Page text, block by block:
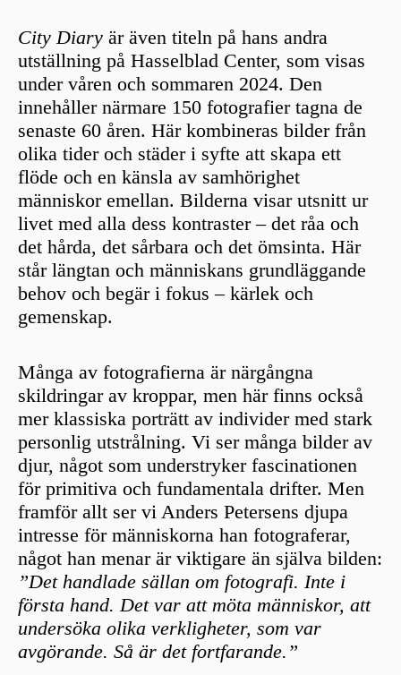
City Diary är även titeln på hans andra
utställning på Hasselblad Center, som visas
under våren och sommaren 2024. Den
innehåller närmare 150 fotografier tagna de
senaste 60 åren. Här kombineras bilder från
olika tider och städer i syfte att skapa ett
flöde och en känsla av samhörighet
människor emellan. Bilderna visar utsnitt ur
livet med alla dess kontraster – det råa och
det hårda, det sårbara och det ömsinta. Här
står längtan och människans grundläggande
behov och begär i fokus – kärlek och
gemenskap.
Många av fotografierna är närgångna
skildringar av kroppar, men här finns också
mer klassiska porträtt av individer med stark
personlig utstrålning. Vi ser många bilder av
djur, något som understryker fascinationen
för primitiva och fundamentala drifter. Men
framför allt ser vi Anders Petersens djupa
intresse för människorna han fotograferar,
något han menar är viktigare än själva bilden:
”Det handlade sällan om fotografi. Inte i
första hand. Det var att möta människor, att
undersöka olika verkligheter, som var
avgörande. Så är det fortfarande.”